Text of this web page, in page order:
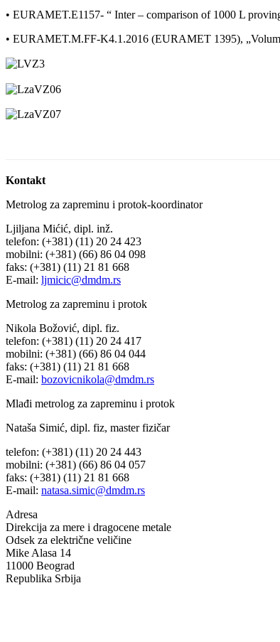
• EURAMET.E1157- “ Inter – comparison of 1000 L
• EURAMET.M.FF-K4.1.2016 (EURAMET 1395),
Kontakt
Metrolog za zapreminu i protok-koordinator
Ljiljana Mićić, dipl. inž.
telefon: (+381) (11) 20 24 423
mobilni: (+381) (66) 86 04 098
faks: (+381) (11) 21 81 668
E-mail: ljmicic@dmdm.rs
Metrolog za zapreminu i protok
Nikola Božović, dipl. fiz.
telefon: (+381) (11) 20 24 417
mobilni: (+381) (66) 86 04 044
faks: (+381) (11) 21 81 668
E-mail: bozovicnikola@dmdm.rs
Mlađi metrolog za zapreminu i protok
Nataša Simić, dipl. fiz, master fizičar
telefon: (+381) (11) 20 24 443
mobilni: (+381) (66) 86 04 057
faks: (+381) (11) 21 81 668
E-mail: natasa.simic@dmdm.rs
Adresa
Direkcija za mere i dragocene metale
Odsek za električne veličine
Mike Alasa 14
11000 Beograd
Republika Srbija